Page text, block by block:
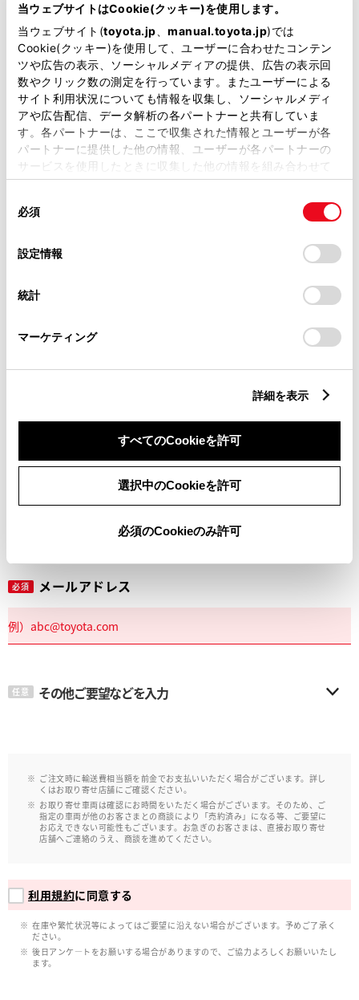
当ウェブサイトはCookie(クッキー)を使用します。
当ウェブサイト(toyota.jp manual.toyota.jp)では
Cookie(クッキー)を使用して、ユーザーに合わせたコンテン
ツや広告の表示、ソーシャルメディアの提供、広告の表示回
数やクリック数の測定を行っています。またユーザーによる
サイト利用状況についても情報を収集し、ソーシャルメディ
アや広告配信、データ解析の各パートナーと共有していま
す。各パートナーは、ここで収集された情報とユーザーが各
パートナーに提供した他の情報、ユーザーが各パートナーの
サービスを使用したときに収集した他の情報を組み合わせて
使用することがあります。当ウェブサイトの使用を続行する
デバイスにすべてのCookie(クッキー)が保存されることに同
意したことになります。Cookie(クッキー)のオプトアウト、
設定の変更、同意を撤回したりするにあたっては、当社の
「Cookie（クッキー）情報の取り扱いについて
」をご覧くだ
必須
設定情報
統計
マーケティング
詳細を表示
すべてのCookieを許可
選択中のCookieを許可
必須のCookieのみ許可
必須 郵便番号
住所自動入力
必須 都道府県
必須 市区町村名
丁目番地
必須 メールアドレス
任意 その他ご要望などを入力
ご注文時に輸送費相当額を前金でお支払いいただく場合がございます。詳し
くはお取り寄せ店舗にご確認ください。
お取り寄せ車両は確認にお時間をいただく場合がございます。そのため、ご
指定の車両が他のお客さまとの商談により「売約済み」になる等、ご要望に
お応えできない可能性もございます。お急ぎのお客さまは、直接お取り寄せ
店舗へご連絡のうえ、商談を進めてください。
利用規約に同意する
在庫や繁忙状況等によってはご要望に沿えない場合がございます。予めご了承く
ださい。
後日アンケ―トをお願いする場合がありますので、ご協力よろしくお願いいたし
ます。